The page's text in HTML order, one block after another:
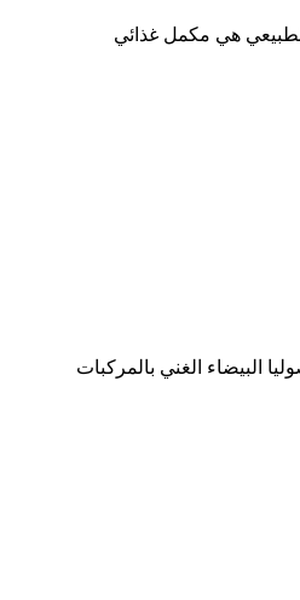
البيضاء الغني بالمركبات